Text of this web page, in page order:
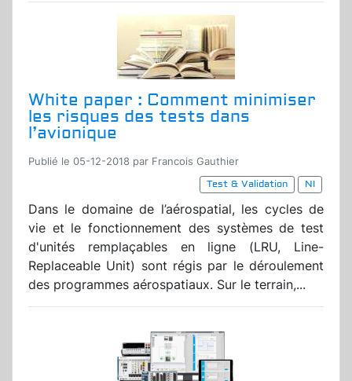
White paper : Comment minimiser
les risques des tests dans
l’avionique
Publié le 05-12-2018 par Francois Gauthier
Test & Validation
NI
Dans le domaine de l’aérospatial, les cycles de
vie et le fonctionnement des systèmes de test
d'unités remplaçables en ligne (LRU, Line-
Replaceable Unit) sont régis par le déroulement
des programmes aérospatiaux. Sur le terrain,...